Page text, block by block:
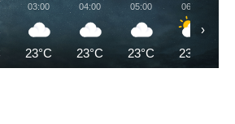
03:00
23°C
04:00
23°C
05:00
23°C
06:00
23°C
›